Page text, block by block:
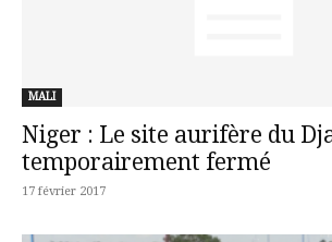
MALI
Niger : Le site aurifère du
temporairement fermé
17 février 2017